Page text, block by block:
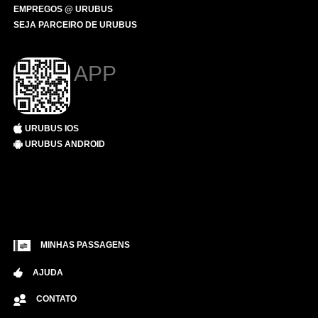
EMPREGOS @ URUBUS
SEJA PARCEIRO DE URUBUS
APP
URUBUS IOS
URUBUS ANDROID
MINHAS PASSAGENS
AJUDA
CONTATO